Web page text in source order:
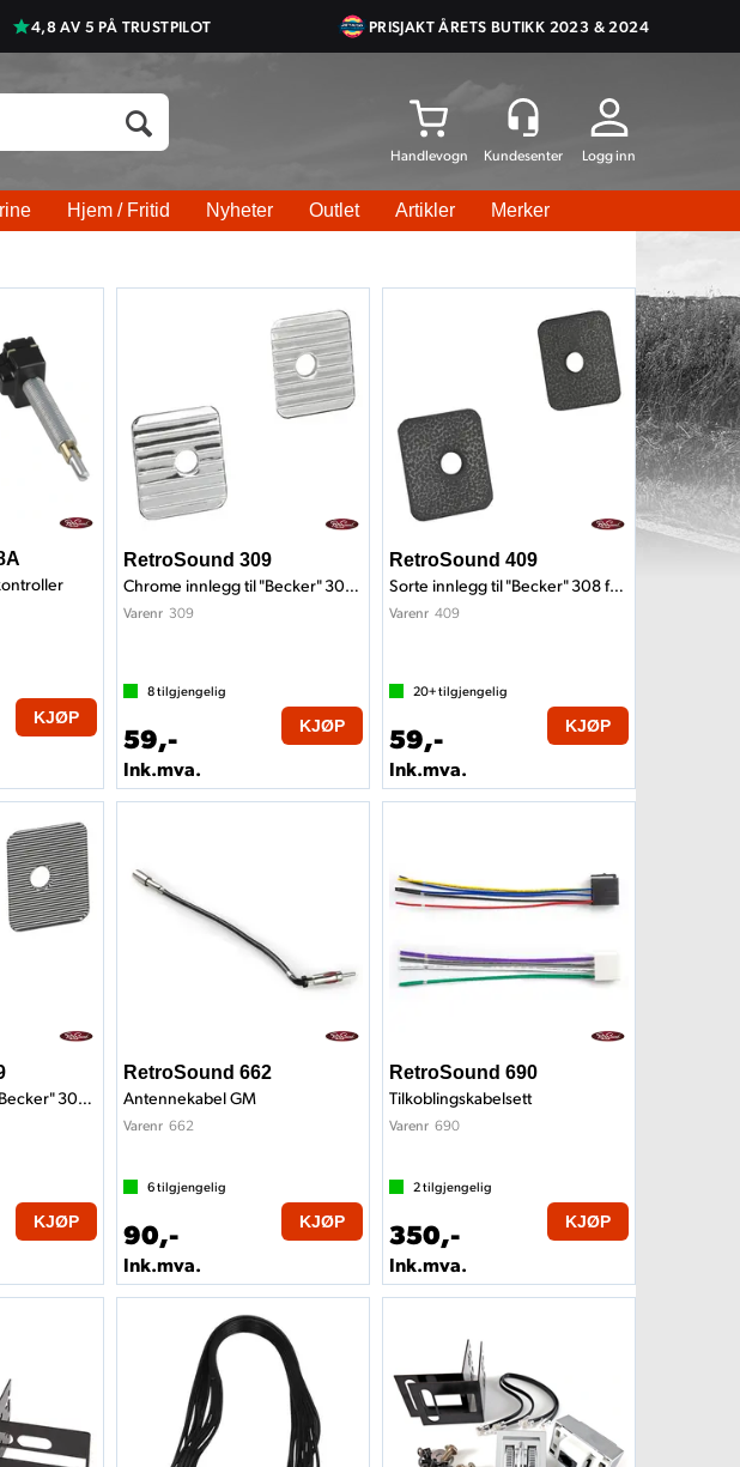
4,8 AV 5 PÅ TRUSTPILOT PRISJAKT ÅRETS BUTIKK 2023 & 2024
Logg inn
Hjem / Fritid Nyheter Outlet Artikler Merker
KJØP
RetroSound 309
Chrome innlegg til "Becker" 308 front
Varenr 309
8tilgjengelig
59,-
Ink.mva.
KJØP
RetroSound 409
Sorte innlegg til "Becker" 308 front
Varenr 409
20+tilgjengelig
59,-
Ink.mva.
KJØP
Stripete innlegg til "Becker" 308 front
KJØP
RetroSound 662
Antennekabel GM
Varenr 662
6tilgjengelig
90,-
Ink.mva.
KJØP
RetroSound 690
Tilkoblingskabelsett
Varenr 690
2tilgjengelig
350,-
Ink.mva.
KJØP